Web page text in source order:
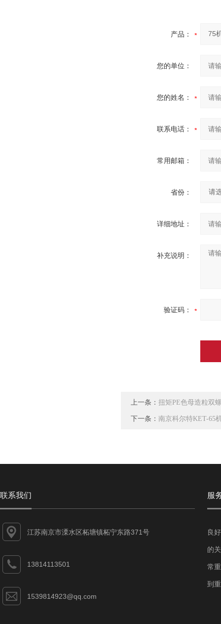
产品：
您的单位：
您的姓名：
联系电话：
常用邮箱：
省份：
详细地址：
补充说明：
验证码：
上一条： 扭矩PE色母造粒双
下一条： 南京科尔特KET-65
联系我们
江苏南京市溧水区柘塘镇柘宁东路371号
13814113501
1539814923@qq.com
服
良
的
常
到